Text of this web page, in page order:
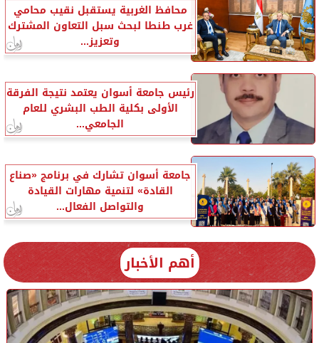
محافظ الغربية يستقبل نقيب محامي
غرب طنطا لبحث سبل التعاون المشترك
وتعزيز...
رئيس جامعة أسوان يعتمد نتيجة الفرقة
الأولى بكلية الطب البشري للعام
الجامعي...
جامعة أسوان تشارك في برنامج «صناع
القادة» لتنمية مهارات القيادة
والتواصل الفعال...
أهم الأخبار